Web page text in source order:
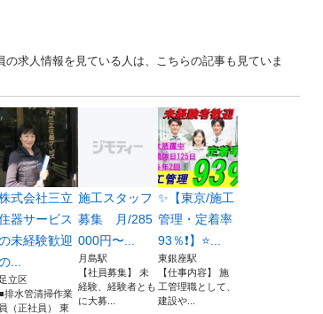
求人情報を見ている人は、こちらの記事も見ていま
式会社三立
器サービス
未経験歓迎
...
足立区
排水管清掃作業
員（正社員） 東
施工スタッフ
募集 月/285
000円〜...
月島駅
【社員募集】 未
経験、経験者とも
に大募...
✨【東京/施工
管理・定着率
93％❗】⭐...
東銀座駅
【仕事内容】 施
工管理職として、
建設や...